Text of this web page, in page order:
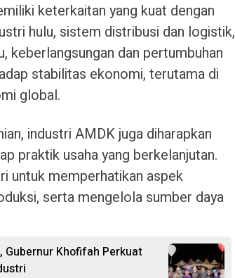
keterkaitan yang kuat dengan
hulu, sistem distribusi dan logistik,
keberlangsungan dan pertumbuhan
stabilitas ekonomi, terutama di
global.
industri AMDK juga diharapkan
praktik usaha yang berkelanjutan.
untuk memperhatikan aspek
serta mengelola sumber daya
Gubernur Khofifah Perkuat